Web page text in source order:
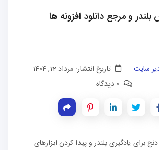
و مرجع دانلود افزونه ها
سایت
تاریخ انتشار: مرداد 12, 1404
برای یادگیری بلندر و پیدا کردن ابزارهای